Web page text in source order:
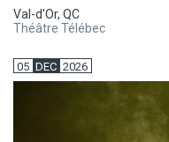
Val-d'Or, QC
Théâtre Télébec
05 DEC 2026